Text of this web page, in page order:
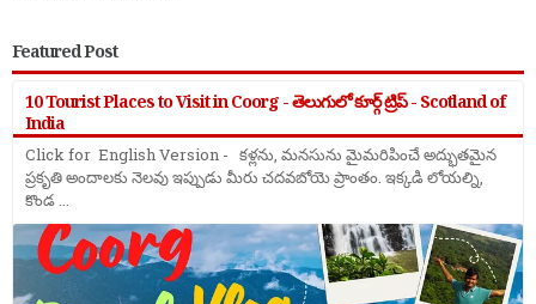
Featured Post
10 Tourist Places to Visit in Coorg - తెలుగులో కూర్గ్ ట్రిప్ - Scotland of
India
Click for English Version - కళ్లను, మనసును మైమరిపించే అద్భుతమైన
ప్రకృతి అందాలకు నెలవు ఇప్పుడు మీరు చదవబోయె ప్రాంతం. ఇక్కడి లోయల్ని,
కొండ ...